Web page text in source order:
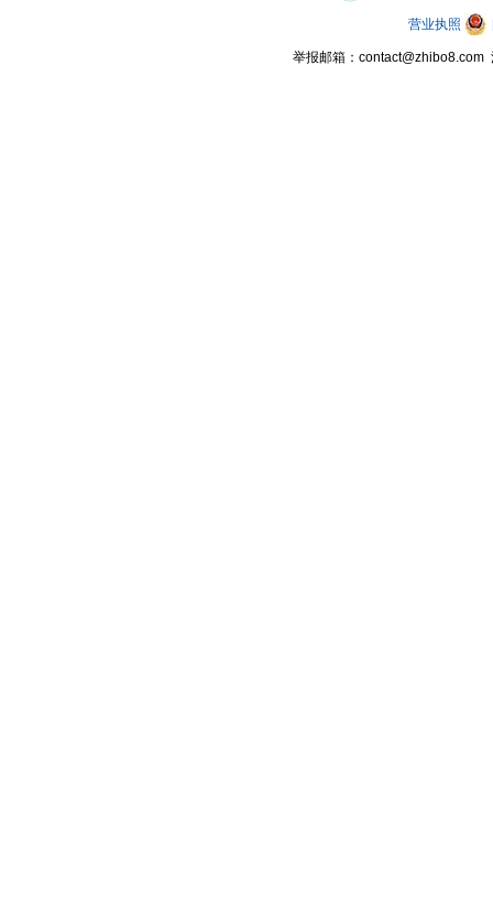
营业执照
举报邮箱：